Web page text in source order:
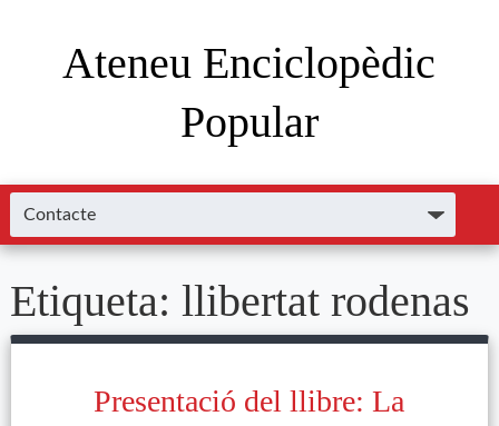
Ateneu Enciclopèdic
Popular
Etiqueta: llibertat rodenas
Presentació del llibre: La